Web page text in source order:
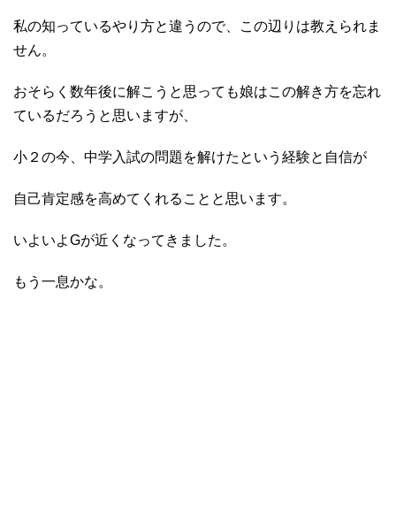
私の知っているやり方と違うので、この辺りは教えられま
せん。
おそらく数年後に解こうと思っても娘はこの解き方を忘れ
ているだろうと思いますが、
小２の今、中学入試の問題を解けたという経験と自信が
自己肯定感を高めてくれることと思います。
いよいよGが近くなってきました。
もう一息かな。